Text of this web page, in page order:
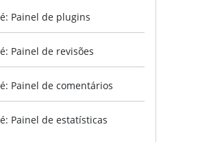
Painel de plugins
Painel de revisões
Painel de comentários
Painel de estatísticas